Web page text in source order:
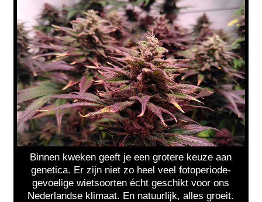
Binnen kweken geeft je een grotere keuze aan
genetica. Er zijn niet zo heel veel fotoperiode-
gevoelige wietsoorten écht geschikt voor ons
Nederlandse klimaat. En natuurlijk, alles groeit.